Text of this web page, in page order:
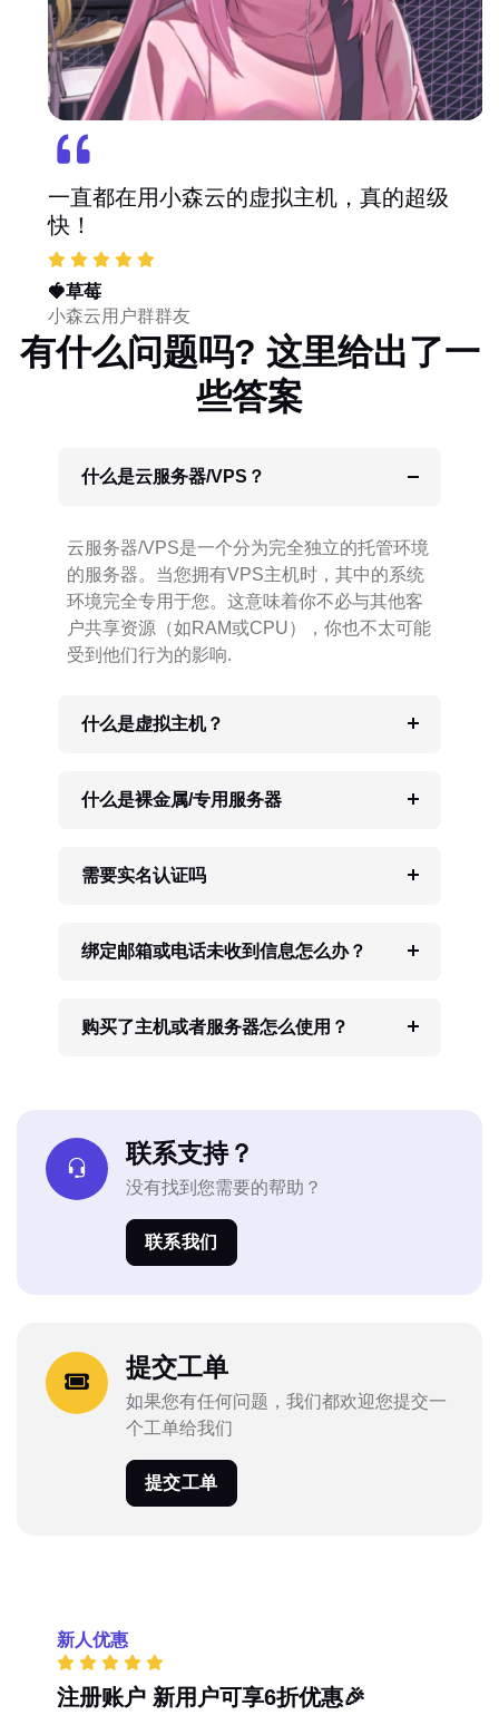
一直都在用小森云的虚拟主机，真的超级
快！
🍓草莓
小森云用户群群友
有什么问题吗? 这里给出了一
些答案
什么是云服务器/VPS？
云服务器/VPS是一个分为完全独立的托管环境
的服务器。当您拥有VPS主机时，其中的系统
环境完全专用于您。这意味着你不必与其他客
户共享资源（如RAM或CPU），你也不太可能
受到他们行为的影响.
什么是虚拟主机？
什么是裸金属/专用服务器
需要实名认证吗
绑定邮箱或电话未收到信息怎么办？
购买了主机或者服务器怎么使用？
联系支持？
没有找到您需要的帮助？
联系我们
提交工单
如果您有任何问题，我们都欢迎您提交一
个工单给我们
提交工单
新人优惠
注册账户 新用户可享6折优惠🎉